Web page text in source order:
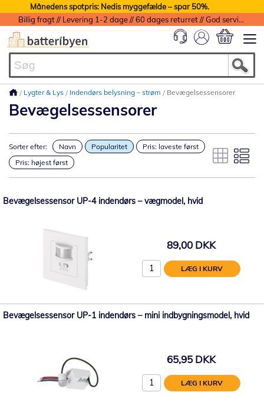
Månedens spotpris: Nedis myggefælde – spar 50%.
Billig fragt // Levering 1-2 dage // 60 dages returret // God service med garanti
Lygter & Lys Indendørs belysning – strøm Bevægelsessensorer
Bevægelsessensorer
Sorter efter: Navn Popularitet
Pris: laveste først
Pris: højest først
Bevægelsessensor UP-4 indendørs – vægmodel, hvid
89,00 DKK
LÆG I KURV
Bevægelsessensor UP-1 indendørs – mini indbygningsmodel, hvid
65,95 DKK
LÆG I KURV